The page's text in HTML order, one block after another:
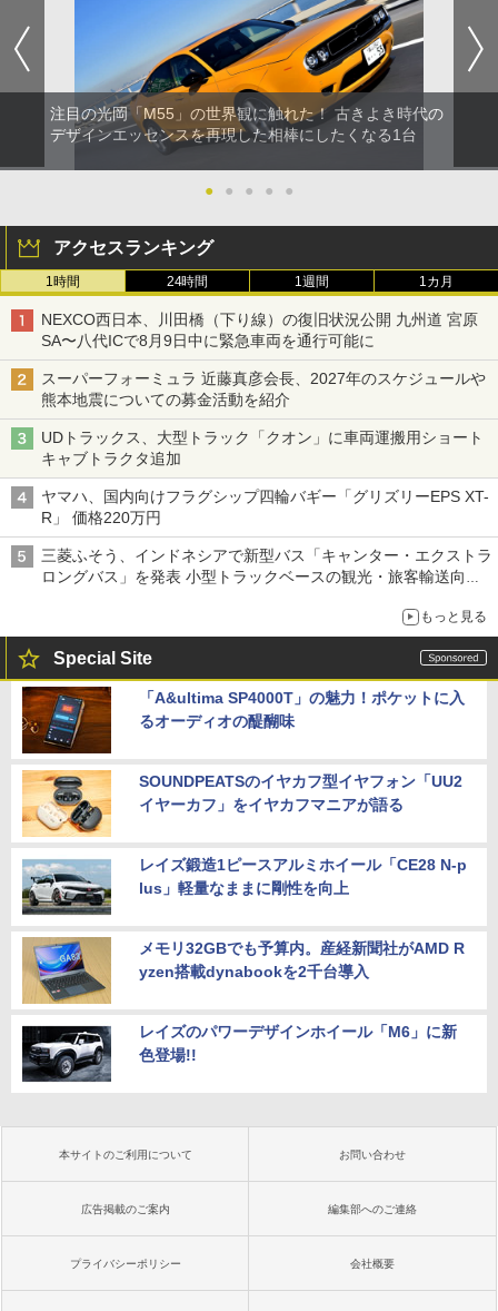
注目の光岡「M55」の世界観に触れた！ 古きよき時代の
デザインエッセンスを再現した相棒にしたくなる1台
● ● ● ● ●
アクセスランキング
1時間 24時間 1週間 1カ月
NEXCO西日本、川田橋（下り線）の復旧状況公開 九州道 宮原
SA〜八代ICで8月9日中に緊急車両を通行可能に
スーパーフォーミュラ 近藤真彦会長、2027年のスケジュールや
熊本地震についての募金活動を紹介
UDトラックス、大型トラック「クオン」に車両運搬用ショート
キャブトラクタ追加
ヤマハ、国内向けフラグシップ四輪バギー「グリズリーEPS XT-
R」 価格220万円
三菱ふそう、インドネシアで新型バス「キャンター・エクストラ
ロングバス」を発表 小型トラックベースの観光・旅客輸送向け
もっと見る
Special Site
「A&ultima SP4000T」の魅力！ポケットに入
るオーディオの醍醐味
SOUNDPEATSのイヤカフ型イヤフォン「UU2
イヤーカフ」をイヤカフマニアが語る
レイズ鍛造1ピースアルミホイール「CE28 N-p
lus」軽量なままに剛性を向上
メモリ32GBでも予算内。産経新聞社がAMD R
yzen搭載dynabookを2千台導入
レイズのパワーデザインホイール「M6」に新
色登場!!
本サイトのご利用について お問い合わせ
広告掲載のご案内 編集部へのご連絡
プライバシーポリシー 会社概要